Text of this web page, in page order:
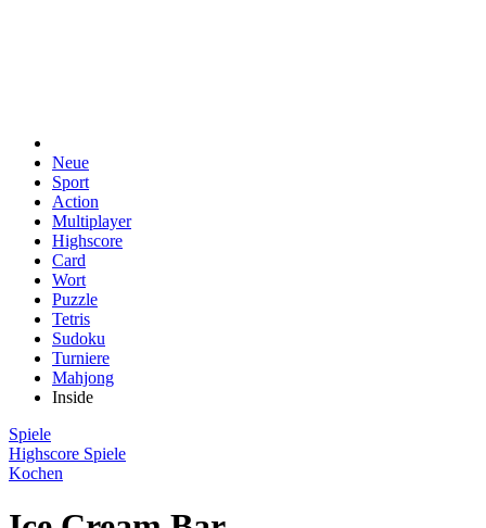
Neue
Sport
Action
Multiplayer
Highscore
Card
Wort
Puzzle
Tetris
Sudoku
Turniere
Mahjong
Inside
Spiele
Highscore Spiele
Kochen